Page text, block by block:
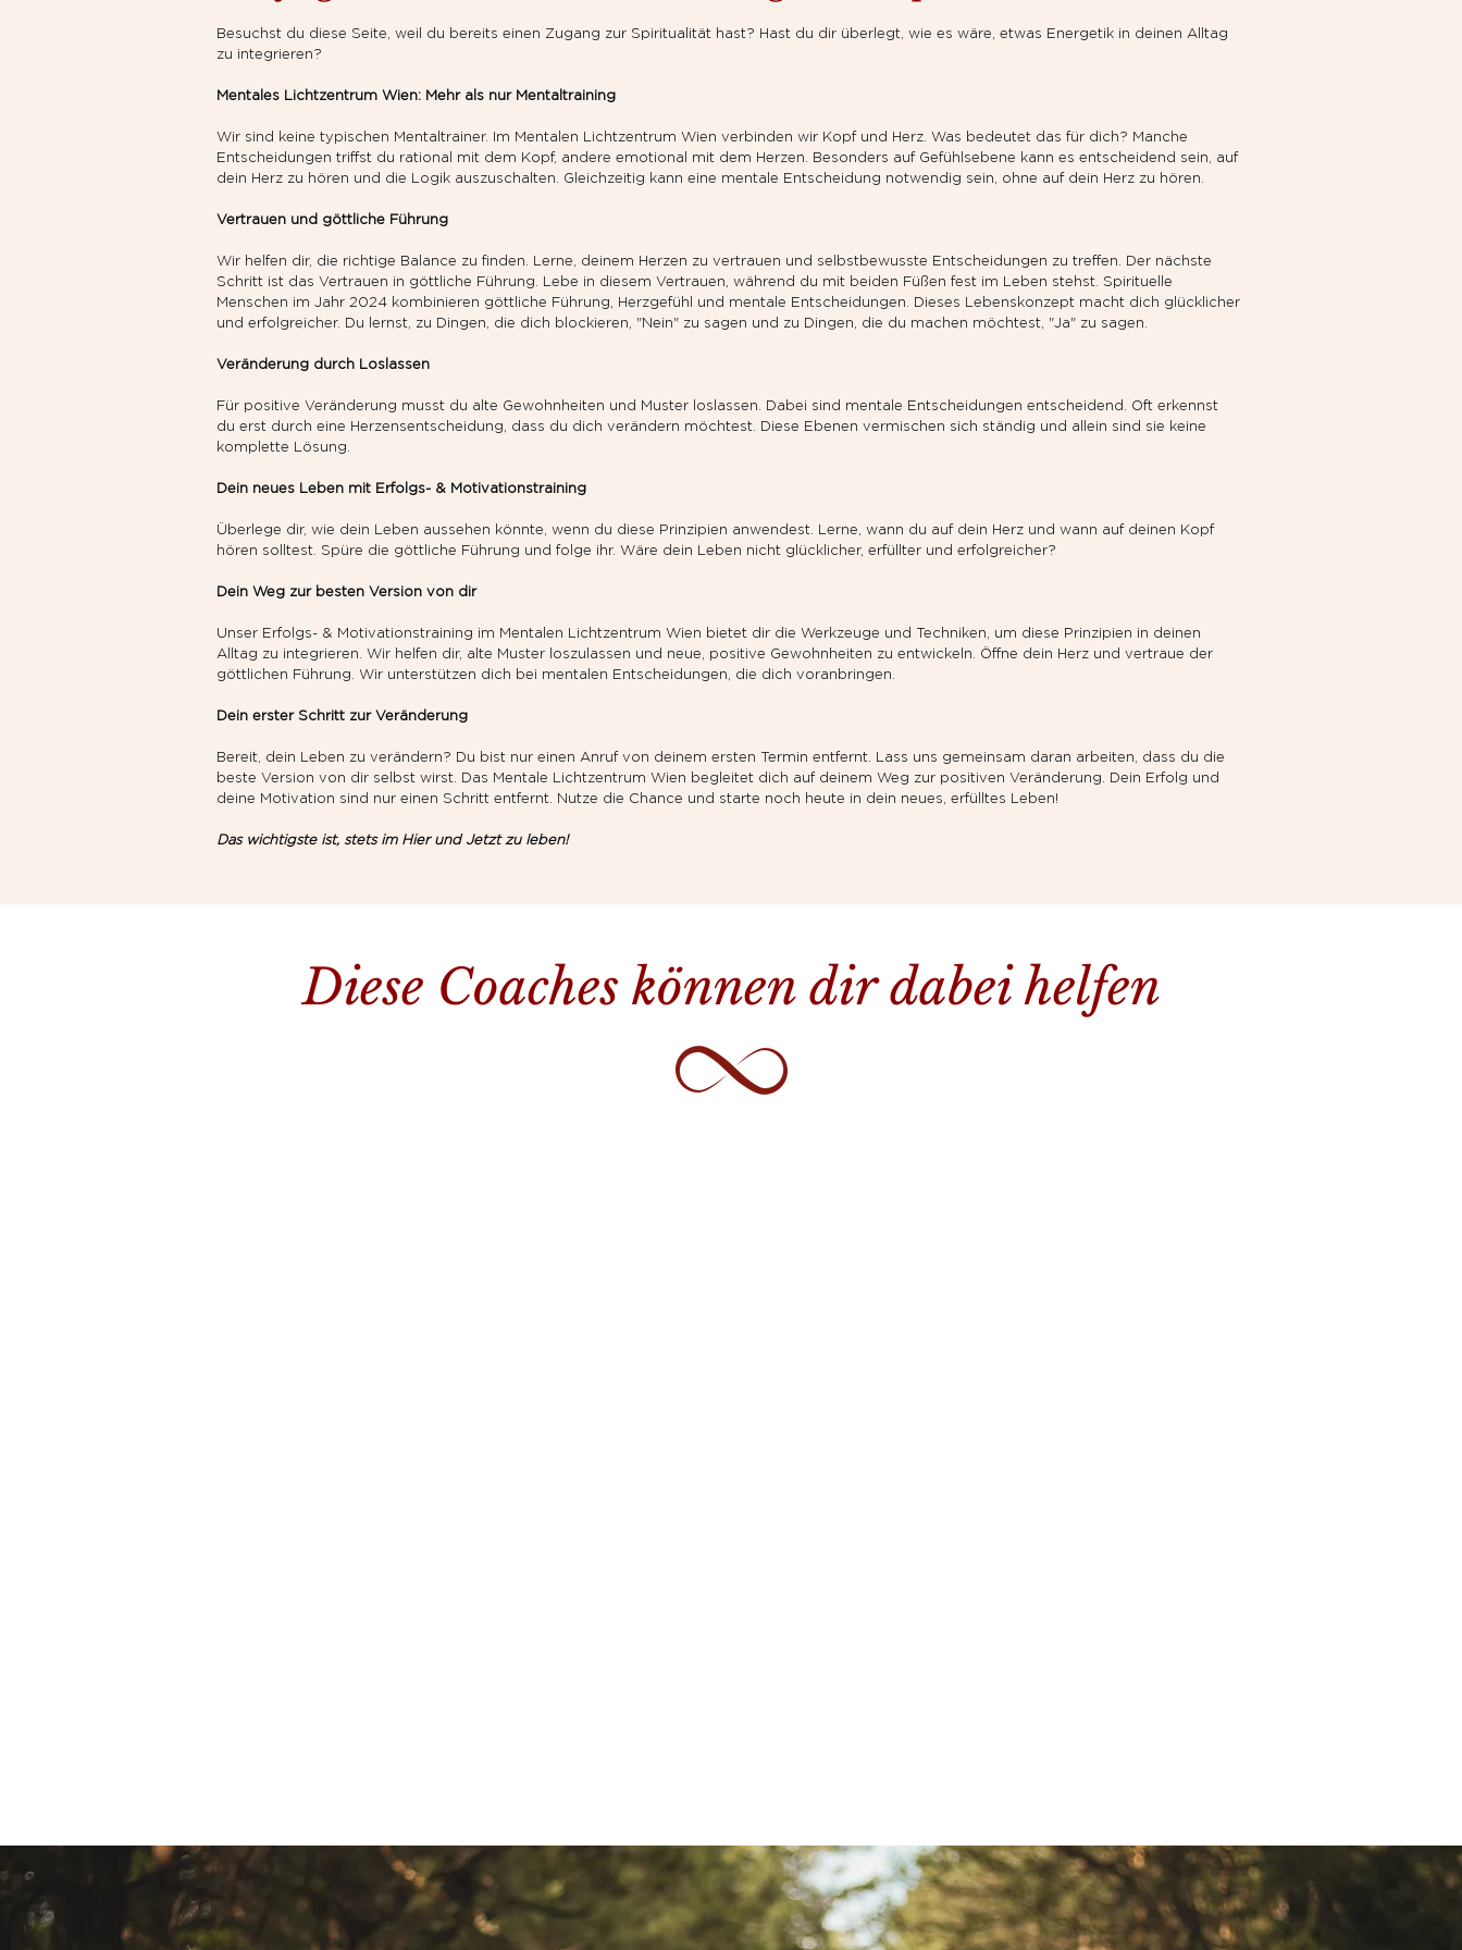
Besuchst du diese Seite, weil du bereits einen Zugang zur Spiritualität hast? Hast du dir überlegt, wie es wäre, etwas Energetik in deinen Alltag
zu integrieren?
Mentales Lichtzentrum Wien: Mehr als nur Mentaltraining
Wir sind keine typischen Mentaltrainer. Im Mentalen Lichtzentrum Wien verbinden wir Kopf und Herz. Was bedeutet das für dich? Manche
Entscheidungen triffst du rational mit dem Kopf, andere emotional mit dem Herzen. Besonders auf Gefühlsebene kann es entscheidend sein, auf
dein Herz zu hören und die Logik auszuschalten. Gleichzeitig kann eine mentale Entscheidung notwendig sein, ohne auf dein Herz zu hören.
Vertrauen und göttliche Führung
Wir helfen dir, die richtige Balance zu finden. Lerne, deinem Herzen zu vertrauen und selbstbewusste Entscheidungen zu treffen. Der nächste
Schritt ist das Vertrauen in göttliche Führung. Lebe in diesem Vertrauen, während du mit beiden Füßen fest im Leben stehst. Spirituelle
Menschen im Jahr 2024 kombinieren göttliche Führung, Herzgefühl und mentale Entscheidungen. Dieses Lebenskonzept macht dich glücklicher
und erfolgreicher. Du lernst, zu Dingen, die dich blockieren, "Nein" zu sagen und zu Dingen, die du machen möchtest, "Ja" zu sagen.
Veränderung durch Loslassen
Für positive Veränderung musst du alte Gewohnheiten und Muster loslassen. Dabei sind mentale Entscheidungen entscheidend. Oft erkennst
du erst durch eine Herzensentscheidung, dass du dich verändern möchtest. Diese Ebenen vermischen sich ständig und allein sind sie keine
komplette Lösung.
Dein neues Leben mit Erfolgs- & Motivationstraining
Überlege dir, wie dein Leben aussehen könnte, wenn du diese Prinzipien anwendest. Lerne, wann du auf dein Herz und wann auf deinen Kopf
hören solltest. Spüre die göttliche Führung und folge ihr. Wäre dein Leben nicht glücklicher, erfüllter und erfolgreicher?
Dein Weg zur besten Version von dir
Unser Erfolgs- & Motivationstraining im Mentalen Lichtzentrum Wien bietet dir die Werkzeuge und Techniken, um diese Prinzipien in deinen
Alltag zu integrieren. Wir helfen dir, alte Muster loszulassen und neue, positive Gewohnheiten zu entwickeln. Öffne dein Herz und vertraue der
göttlichen Führung. Wir unterstützen dich bei mentalen Entscheidungen, die dich voranbringen.
Dein erster Schritt zur Veränderung
Bereit, dein Leben zu verändern? Du bist nur einen Anruf von deinem ersten Termin entfernt. Lass uns gemeinsam daran arbeiten, dass du die
beste Version von dir selbst wirst. Das Mentale Lichtzentrum Wien begleitet dich auf deinem Weg zur positiven Veränderung. Dein Erfolg und
deine Motivation sind nur einen Schritt entfernt. Nutze die Chance und starte noch heute in dein neues, erfülltes Leben!
Das wichtigste ist, stets im Hier und Jetzt zu leben!
Diese Coaches können dir dabei helfen